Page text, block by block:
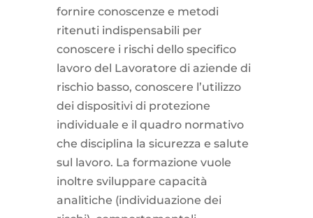
fornire conoscenze e metodi
ritenuti indispensabili per
conoscere i rischi dello specifico
lavoro del Lavoratore di aziende di
rischio basso, conoscere l’utilizzo
dei dispositivi di protezione
individuale e il quadro normativo
che disciplina la sicurezza e salute
sul lavoro. La formazione vuole
inoltre sviluppare capacità
analitiche (individuazione dei